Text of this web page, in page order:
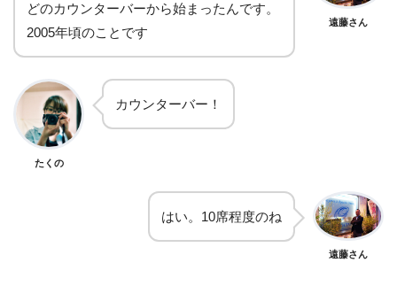
どのカウンターバーから始まったんです。
2005年頃のことです
遠藤さん
たくの
カウンターバー！
はい。10席程度のね
遠藤さん